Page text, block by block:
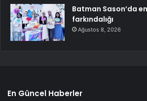
Batman Sason’da
farkındalığı
Ağustos 8, 2026
En Güncel Haberler